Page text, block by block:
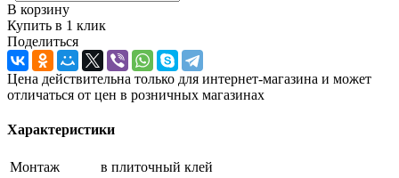
В корзину
Купить в 1 клик
Поделиться
Цена действительна только для интернет-магазина и может
отличаться от цен в розничных магазинах
Характеристики
Монтаж
в плиточный клей